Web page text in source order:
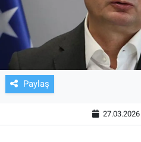
Paylaş
GENEL
KÜLTÜR SANAT